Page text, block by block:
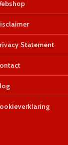
Statement